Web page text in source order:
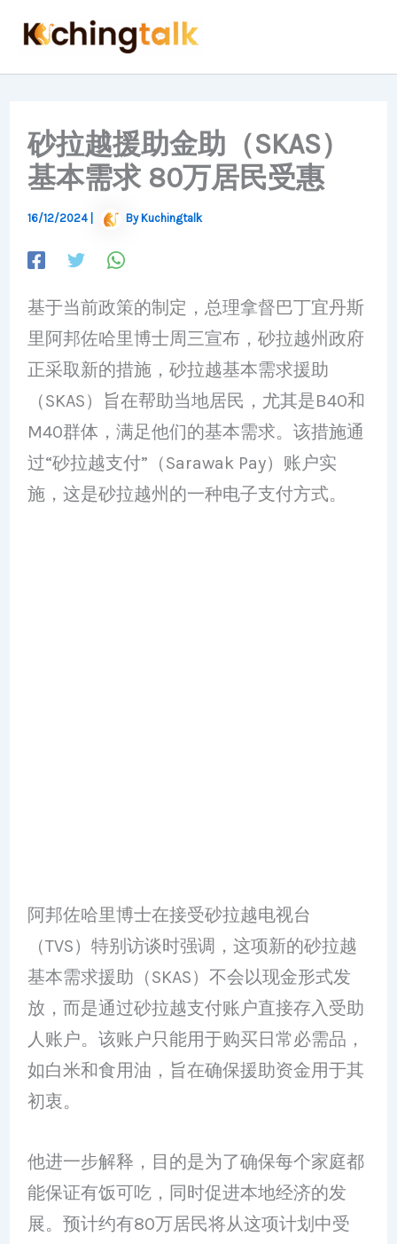
content
砂拉越援助金助（SKAS）
基本需求 80万居民受惠
16/12/2024 By Kuchingtalk
基于当前政策的制定，总理拿督巴丁宜丹斯
里阿邦佐哈里博士周三宣布，砂拉越州政府
正采取新的措施，砂拉越基本需求援助
（SKAS）旨在帮助当地居民，尤其是B40和
M40群体，满足他们的基本需求。该措施通
过“砂拉越支付”（Sarawak Pay）账户实
施，这是砂拉越州的一种电子支付方式。
阿邦佐哈里博士在接受砂拉越电视台
（TVS）特别访谈时强调，这项新的砂拉越
基本需求援助（SKAS）不会以现金形式发
放，而是通过砂拉越支付账户直接存入受助
人账户。该账户只能用于购买日常必需品，
如白米和食用油，旨在确保援助资金用于其
初衷。
他进一步解释，目的是为了确保每个家庭都
能保证有饭可吃，同时促进本地经济的发
展。预计约有80万居民将从这项计划中受